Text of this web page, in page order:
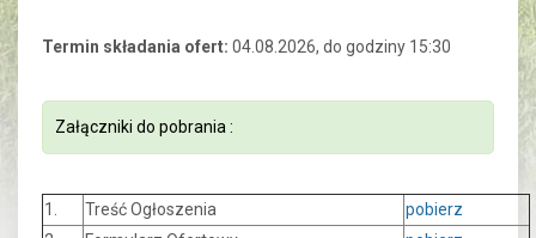
Termin składania ofert: 04.08.2026, do godziny 15:30
Załączniki do pobrania :
1. Treść Ogłoszenia
pobierz